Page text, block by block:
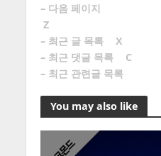
– 다음 페이지
Z
– 최근 글 목록
X
– 최근 댓글 목록
C
– 최근 관련글 목록
You may also like